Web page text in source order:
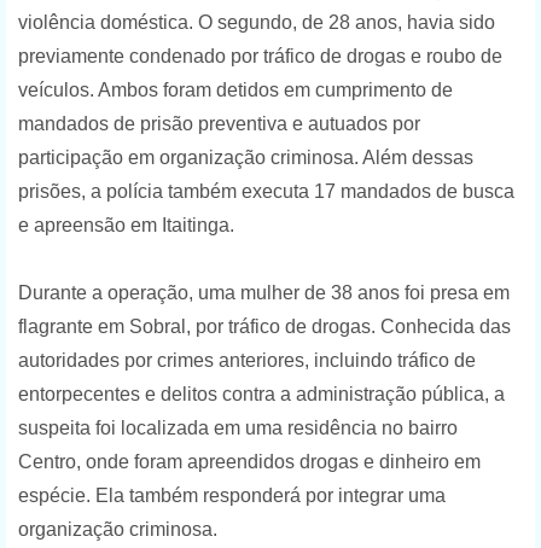
violência doméstica. O segundo, de 28 anos, havia sido
previamente condenado por tráfico de drogas e roubo de
veículos. Ambos foram detidos em cumprimento de
mandados de prisão preventiva e autuados por
participação em organização criminosa. Além dessas
prisões, a polícia também executa 17 mandados de busca
e apreensão em Itaitinga.
Durante a operação, uma mulher de 38 anos foi presa em
flagrante em Sobral, por tráfico de drogas. Conhecida das
autoridades por crimes anteriores, incluindo tráfico de
entorpecentes e delitos contra a administração pública, a
suspeita foi localizada em uma residência no bairro
Centro, onde foram apreendidos drogas e dinheiro em
espécie. Ela também responderá por integrar uma
organização criminosa.